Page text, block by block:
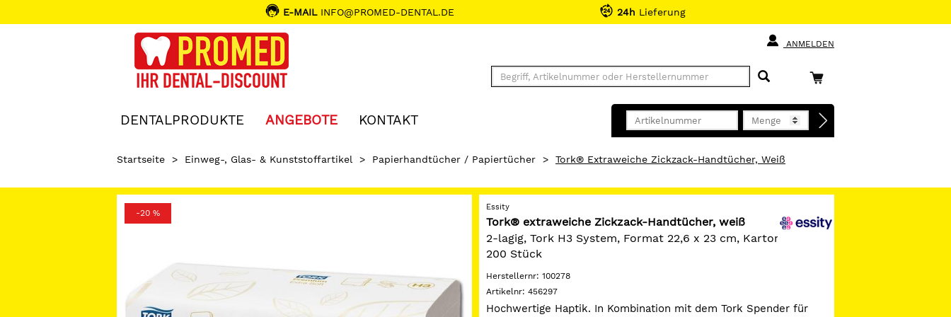
E-MAILINFO@PROMED-DENTAL.DE 24h Lieferung
ANMELDEN
DENTALPRODUKTE ANGEBOTE KONTAKT
Startseite > Einweg-, Glas- & Kunststoffartikel > Papierhandtücher / Papiertücher > Tork® Extraweiche Zickzack-Handtücher, Weiß
-20 %
Essity
Tork® extraweiche Zickzack-Handtücher, weiß
2-lagig, Tork H3 System, Format 22,6 x 23 cm, Karton 15 x
200 Stück
Herstellernr: 100278
Artikelnr: 456297
Hochwertige Haptik. In Kombination mit dem Tork Spender für